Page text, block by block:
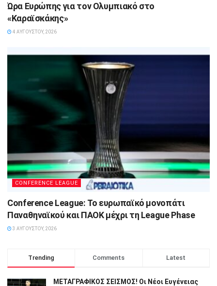
Ώρα Ευρώπης για τον Ολυμπιακό στο
«Καραϊσκάκης»
4 ΑΥΓΟΎΣΤΟΥ, 2026
CONFERENCE LEAGUE
Conference League: Το ευρωπαϊκό μονοπάτι
Παναθηναϊκού και ΠΑΟΚ μέχρι τη League Phase
3 ΑΥΓΟΎΣΤΟΥ, 2026
Trending Comments Latest
ΜΕΤΑΓΡΑΦΙΚΟΣ ΣΕΙΣΜΟΣ! Οι Νέοι Ευγένειας